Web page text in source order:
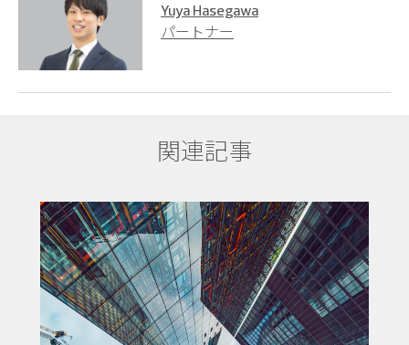
Yuya Hasegawa
パートナー
関連記事